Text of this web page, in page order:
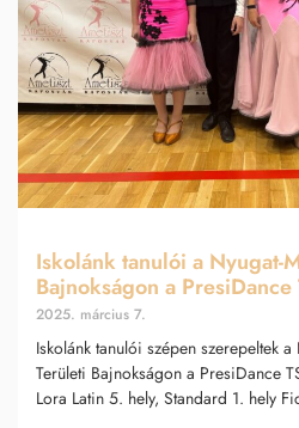
Iskolánk tanulói a Nyugat-
Bajnokságon a
2025. március 7.
Iskolánk tanulói szépen szerepeltek
Területi Bajnokságon a PresiDance
Lora Latin 5. hely, Standard 1. hely